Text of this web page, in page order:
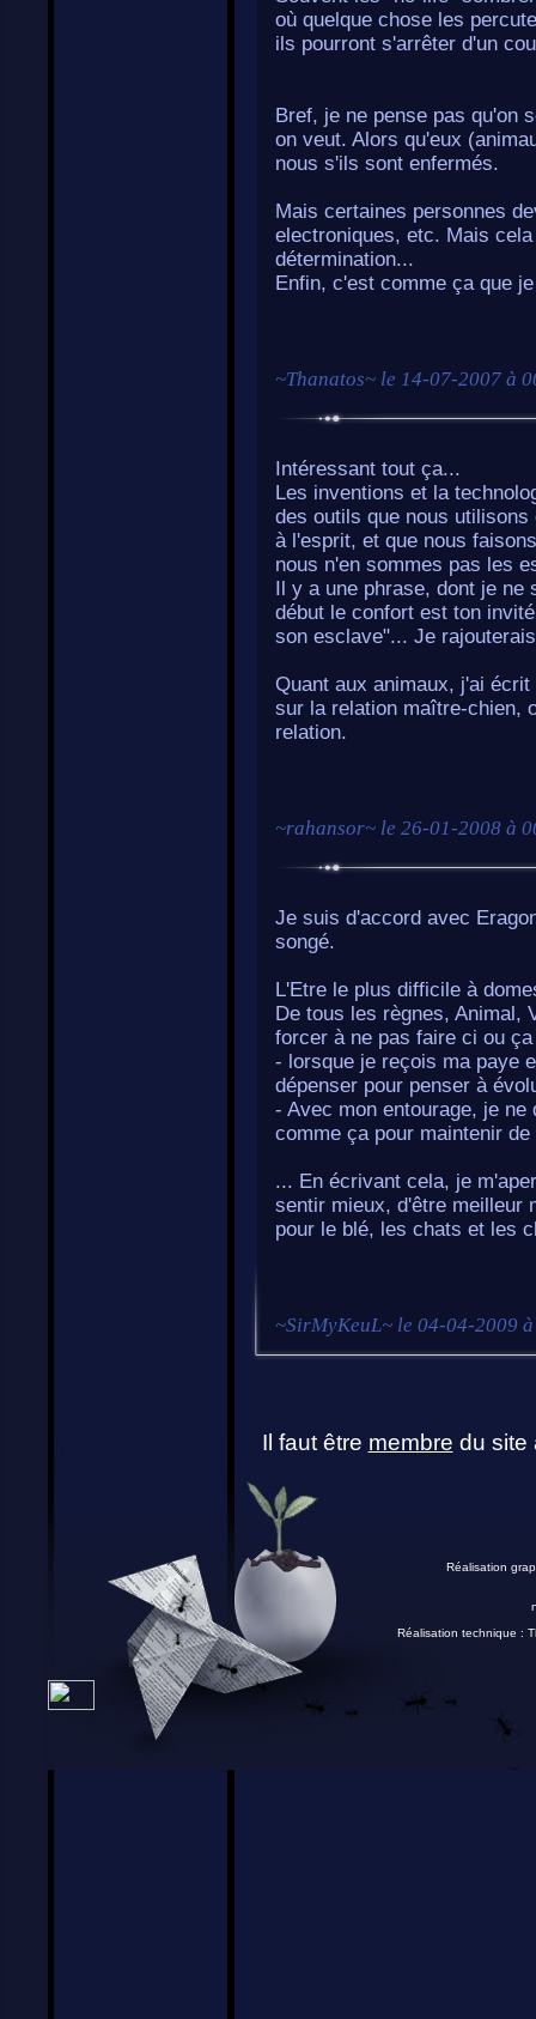
où quelque chose les
ils pourront s'arrêter d'un
Bref, je ne pense pas qu'on
on veut. Alors qu'eux
nous s'ils sont enfermés.
Mais certaines personnes
electroniques, etc. Mais
détermination...
Enfin, c'est comme ça que
~Thanatos~ le 14-07-2007 à
Intéressant tout ça...
Les inventions et la
des outils que nous
à l'esprit, et que nous
nous n'en sommes pas les
Il y a une phrase, dont je ne
début le confort est ton
son esclave"... Je
Quant aux animaux, j'ai
sur la relation maître-chien,
relation.
~rahansor~ le 26-01-2008 à
Je suis d'accord avec
songé.
L'Etre le plus difficile à
De tous les règnes, Animal,
forcer à ne pas faire ci ou
- lorsque je reçois ma paye
dépenser pour penser à
- Avec mon entourage, je
comme ça pour maintenir
... En écrivant cela, je
sentir mieux, d'être meilleur
pour le blé, les chats et les
~SirMyKeuL~ le 04-04-2009
Il faut être membre du site
Réalisation
Réalisation technique :